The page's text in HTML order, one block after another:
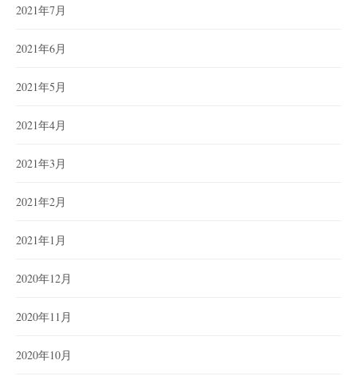
2021年7月
2021年6月
2021年5月
2021年4月
2021年3月
2021年2月
2021年1月
2020年12月
2020年11月
2020年10月